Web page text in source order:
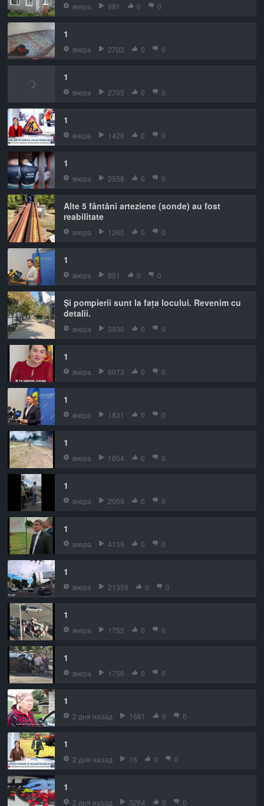
вчера 981 0 0
1
вчера 2703 0 0
1
вчера 2705 0 0
1
вчера 1426 0 0
1
вчера 2558 0 0
Alte 5 fântâni arteziene (sonde) au fost
reabilitate
вчера 1260 0 0
1
вчера 851 0 0
Și pompierii sunt la fața locului. Revenim cu
detalii.
вчера 3930 0 0
1
вчера 6073 0 0
1
вчера 1831 0 0
1
вчера 1654 0 0
1
вчера 2059 0 0
1
вчера 4139 0 0
1
вчера 21359 0 0
1
вчера 1752 0 0
1
вчера 1756 0 0
1
2 дня назад 1681 0 0
1
2 дня назад 16 0 0
1
2 дня назад 3264 0 0